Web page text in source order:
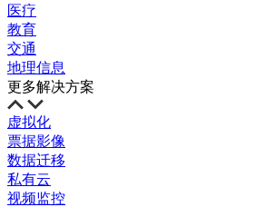
医疗
教育
交通
地理信息
更多解决方案
虚拟化
票据影像
数据迁移
私有云
视频监控